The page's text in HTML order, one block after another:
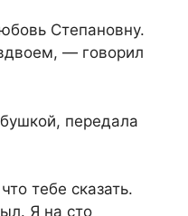
Степановну.
— говорил
передала
тебе сказать.
Я на сто